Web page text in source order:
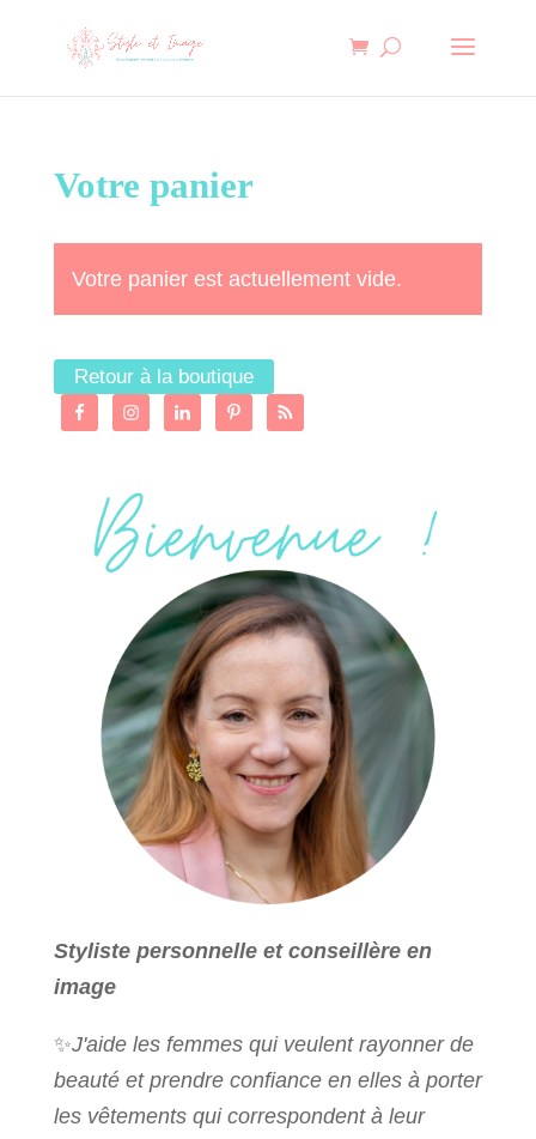
Votre panier
Votre panier est actuellement vide.
Retour à la boutique
Styliste personnelle et conseillère en
image
✨J'aide les femmes qui veulent rayonner de
beauté et prendre confiance en elles à porter
les vêtements qui correspondent à leur